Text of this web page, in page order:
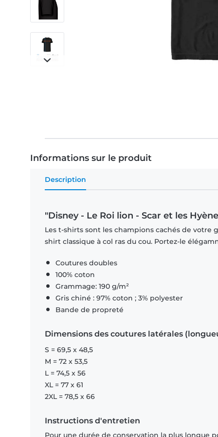
Informations sur le produit
Description
"Disney - Le Roi lion - Scar et les
Les t-shirts sont les champions cachés de votre
shirt classique à col ras du cou. Portez-le
Coutures doubles
100% coton
Grammage: 190 g/m²
Gris chiné : 97% coton ; 3% polyester
Bande de propreté
Dimensions des coutures latérales
S = 69,5 x 48,5
M = 72 x 53,5
L = 74,5 x 56
XL = 77 x 61
2XL = 78,5 x 66
Instructions d'entretien